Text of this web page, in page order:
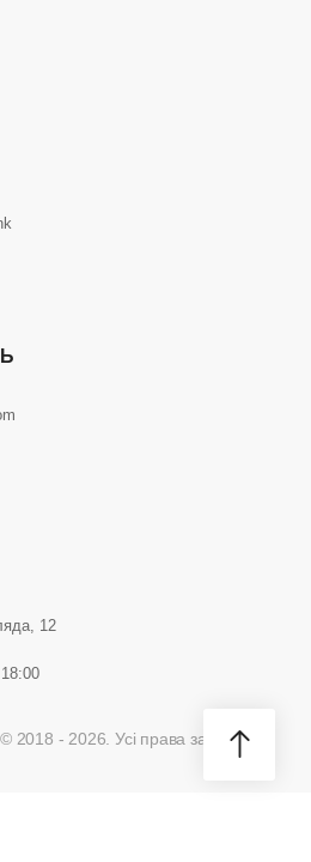
12
2018 - 2026. Усі права захищено